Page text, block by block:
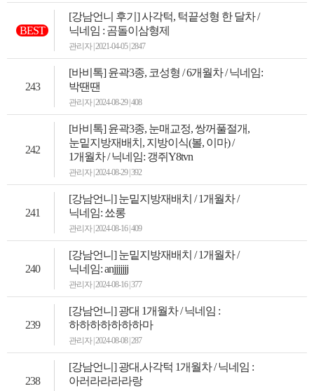
BEST
[강남언니 후기] 사각턱, 턱끝성형 한 달차 /
닉네임 : 곰돌이삼형제
관리자 | 2021-04-05 | 2847
243
[바비톡] 윤곽3종, 코성형 / 6개월차 / 닉네임:
박땐땐
관리자 | 2024-08-29 | 408
242
[바비톡] 윤곽3종, 눈매교정, 쌍꺼풀절개,
눈밑지방재배치, 지방이식(볼, 이마) /
1개월차 / 닉네임: 갱쥐Y8tvn
관리자 | 2024-08-29 | 392
241
[강남언니] 눈밑지방재배치 / 1개월차 /
닉네임: 쑈롱
관리자 | 2024-08-16 | 409
240
[강남언니] 눈밑지방재배치 / 1개월차 /
닉네임: anjjjjjjj
관리자 | 2024-08-16 | 377
239
[강남언니] 광대 1개월차 / 닉네임 :
하하하하하하하마
관리자 | 2024-08-08 | 287
238
[강남언니] 광대,사각턱 1개월차 / 닉네임 :
아러라라라라랑